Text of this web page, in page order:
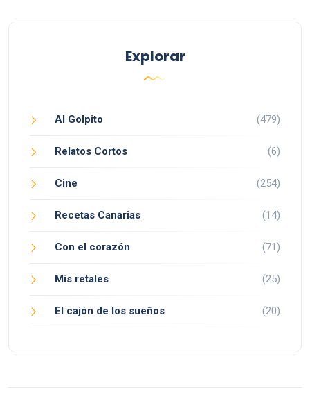
Explorar
Al Golpito (479)
Relatos Cortos (6)
Cine (254)
Recetas Canarias (14)
Con el corazón (71)
Mis retales (25)
El cajón de los sueños (20)